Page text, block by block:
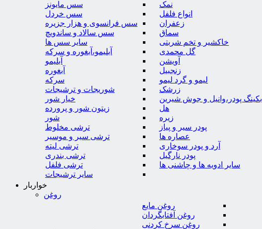
نمک
انواع فلفل
زعفران
سماق
خاکشیر و تخم شربتی
گل محمدی
آویشن
زنجبیل
لیمو و گرد لیمو
زرشک
بکینگ پودر،وانیل و جوش شیرین
هل
زیره
پودر سیر و پیاز
عصاره ها
آرد و پودر سوخاری
پودر نارگیل
سایر ادویه ها و چاشنی ها
سس مایونز
سس خردل
سس فرانسوی و هزار جزیره
سس سالاد و ساندویچ
سایر سس ها
آبلیمو،آبغوره و سرکه
آبلیمو
آبغوره
سرکه
شوریجات و ترشیجات
خیار شور
زیتون شور و پرورده
شور
ترشی مخلوط
ترشی سیر و موسیر
ترشی لیته
ترشی بندری
ترشی فلفل
سایر ترشیجات
خواربار
روغن
روغن مایع
روغن آفتابگردان
روغن سرخ کردنی